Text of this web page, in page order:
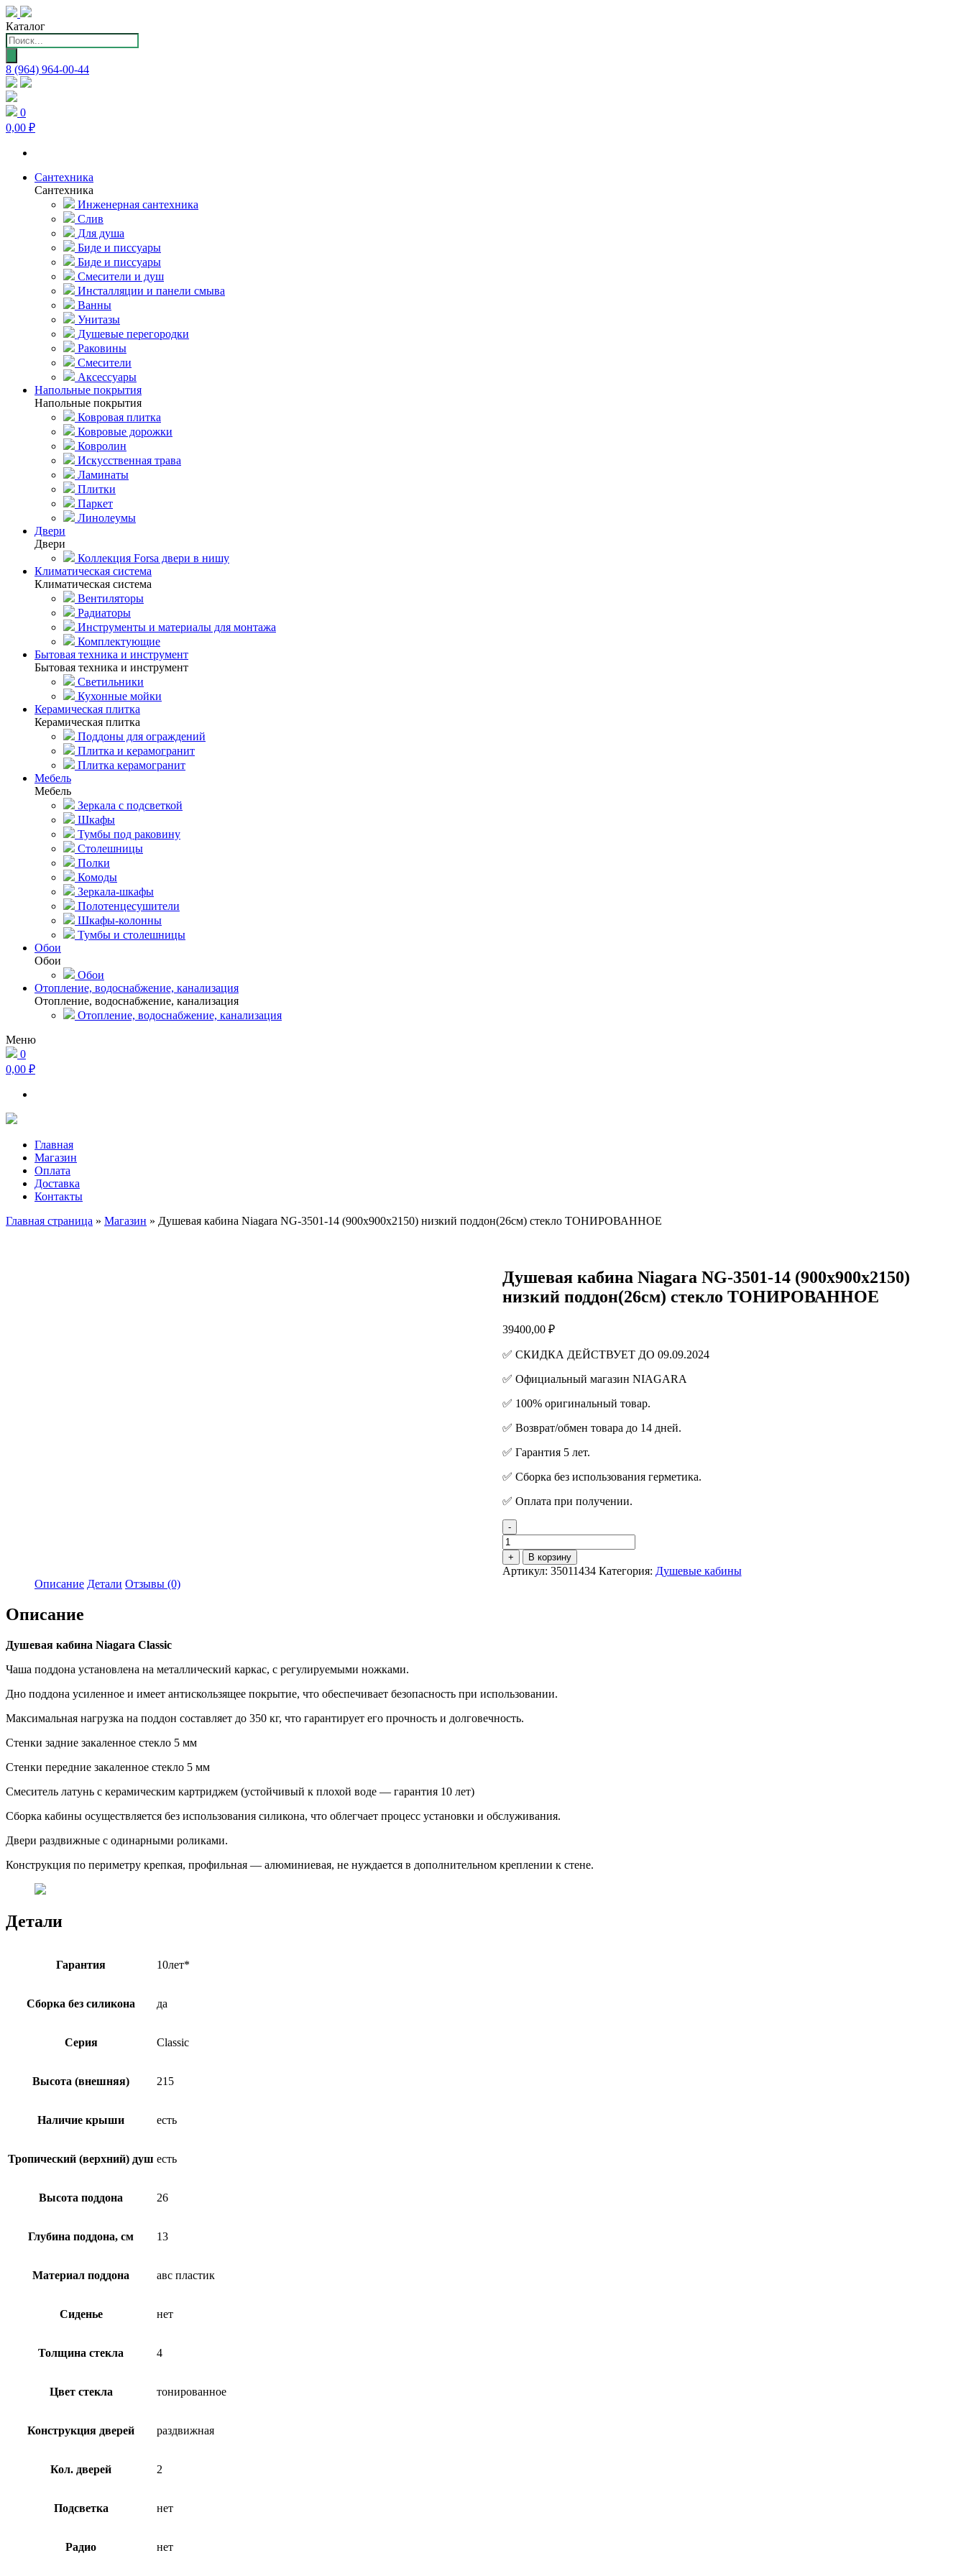
Каталог
Поиск
товаров
8 (964) 964-00-44
0
0,00 ₽
Сантехника
Сантехника
Инженерная сантехника
Слив
Для душа
Биде и писсуары
Биде и писсуары
Смесители и душ
Инсталляции и панели смыва
Ванны
Унитазы
Душевые перегородки
Раковины
Смесители
Аксессуары
Напольные покрытия
Напольные покрытия
Ковровая плитка
Ковровые дорожки
Ковролин
Искусственная трава
Ламинаты
Плитки
Паркет
Линолеумы
Двери
Двери
Коллекция Forsa двери в нишу
Климатическая система
Климатическая система
Вентиляторы
Радиаторы
Инструменты и материалы для монтажа
Комплектующие
Бытовая техника и инструмент
Бытовая техника и инструмент
Светильники
Кухонные мойки
Керамическая плитка
Керамическая плитка
Поддоны для ограждений
Плитка и керамогранит
Плитка керамогранит
Мебель
Мебель
Зеркала с подсветкой
Шкафы
Тумбы под раковину
Столешницы
Полки
Комоды
Зеркала-шкафы
Полотенцесушители
Шкафы-колонны
Тумбы и столешницы
Обои
Обои
Обои
Отопление, водоснабжение, канализация
Отопление, водоснабжение, канализация
Отопление, водоснабжение, канализация
Меню
0
0,00 ₽
Главная
Магазин
Оплата
Доставка
Контакты
Главная страница » Магазин » Душевая кабина Niagara NG-3501-14 (900х900х2150) низкий поддон(26см) стекло ТОНИРОВАННОЕ
Душевая кабина Niagara NG-3501-14 (900х900х2150)
низкий поддон(26см) стекло ТОНИРОВАННОЕ
39400,00 ₽
✅ СКИДКА ДЕЙСТВУЕТ ДО 09.09.2024
✅ Официальный магазин NIAGARA
✅ 100% оригинальный товар.
✅ Возврат/обмен товара до 14 дней.
✅ Гарантия 5 лет.
✅ Сборка без использования герметика.
✅ Оплата при получении.
-
Количество
товара
Душевая
кабина
ТОНИРОВАННОЕ
+ В корзину
Артикул: 35011434 Категория: Душевые кабины
Описание Детали Отзывы (0)
Описание
Душевая кабина Niagara Classic
Чаша поддона установлена на металлический каркас, с регулируемыми ножками.
Дно поддона усиленное и имеет антискользящее покрытие, что обеспечивает безопасность при использовании.
Максимальная нагрузка на поддон составляет до 350 кг, что гарантирует его прочность и долговечность.
Стенки задние закаленное стекло 5 мм
Стенки передние закаленное стекло 5 мм
Смеситель латунь с керамическим картриджем (устойчивый к плохой воде — гарантия 10 лет)
Сборка кабины осуществляется без использования силикона, что облегчает процесс установки и обслуживания.
Двери раздвижные с одинарными роликами.
Конструкция по периметру крепкая, профильная — алюминиевая, не нуждается в дополнительном креплении к стене.
Детали
Гарантия 10лет*
Сборка без силикона да
Серия Classic
Высота (внешняя) 215
Наличие крыши есть
Тропический (верхний) душ есть
Высота поддона 26
Глубина поддона, см 13
Материал поддона авс пластик
Сиденье нет
Толщина стекла 4
Цвет стекла тонированное
Конструкция дверей раздвижная
Кол. дверей 2
Подсветка нет
Радио нет